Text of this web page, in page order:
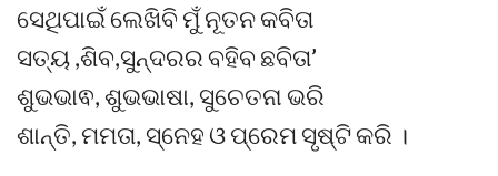
ସେଥିପାଇଁ ଲେଖିବି ମୁଁ ନୂତନ କବିତା
ସତ୍ୟ ,ଶିବ,ସୁନ୍ଦରର ବହିବ ଛବିତା’
ଶୁଭଭାଵ, ଶୁଭଭାଷା, ସୁଚେତନା ଭରି
ଶାନ୍ତି, ମମତା, ସ୍ନେହ ଓ ପ୍ରେମ ସୃଷ୍ଟି କରି ।